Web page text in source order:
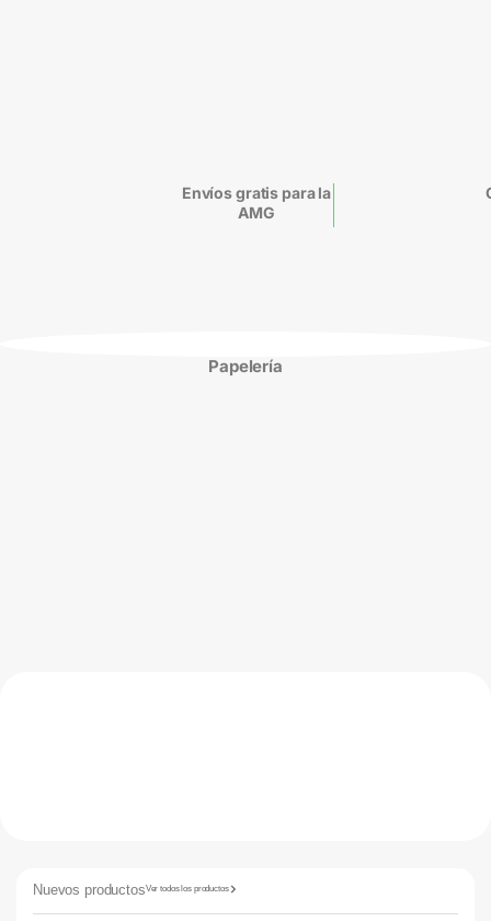
Envíos gratis para la
AMG
Papelería
Nuevos productosVer todos los productos